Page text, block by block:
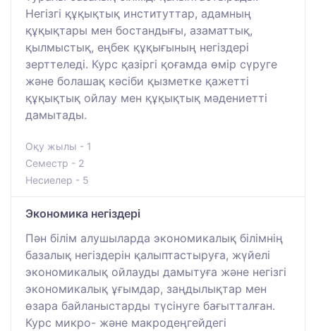
Негізгі құқықтық институттар, адамның
құқықтары мен бостандығы, азаматтық,
қылмыстық, еңбек құқығының негіздері
зерттеледі. Курс қазіргі қоғамда өмір сүруге
және болашақ кәсіби қызметке қажетті
құқықтық ойлау мен құқықтық мәдениетті
дамытады.
Оқу жылы - 1
Семестр - 2
Несиелер - 5
Экономика негіздері
Пән білім алушыларда экономикалық білімнің
базалық негіздерін қалыптастыруға, жүйелі
экономикалық ойлауды дамытуға және негізгі
экономикалық ұғымдар, заңдылықтар мен
өзара байланыстарды түсінуге бағытталған.
Курс микро- және макродеңгейдегі